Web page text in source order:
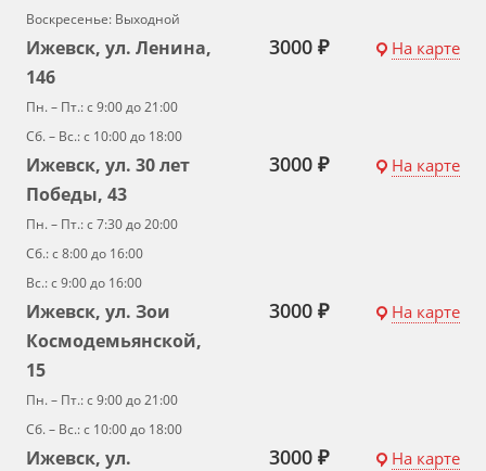
Воскресенье: Выходной
Ижевск, ул. Ленина,
146
Пн. – Пт.: с 9:00 до 21:00
Сб. – Вс.: с 10:00 до 18:00
3000 ₽ На карте
Ижевск, ул. 30 лет
Победы, 43
Пн. – Пт.: с 7:30 до 20:00
Сб.: с 8:00 до 16:00
Вс.: с 9:00 до 16:00
3000 ₽ На карте
Ижевск, ул. Зои
Космодемьянской,
15
Пн. – Пт.: с 9:00 до 21:00
Сб. – Вс.: с 10:00 до 18:00
3000 ₽ На карте
Ижевск, ул.
3000 ₽ На карте